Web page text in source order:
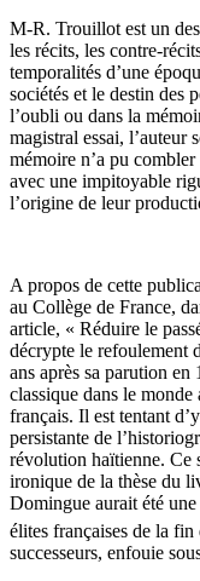
M-R. Trouillot est un
les récits, les contre-
temporalités d’une
sociétés et le destin des
l’oubli ou dans la
magistral essai, l’auteur
mémoire n’a pu
avec une impitoyable
l’origine de leur
A propos de cette
au Collège de France,
article, « Réduire le
décrypte le refoulement
ans après sa parution en
classique dans le
français. Il est tentant
persistante de
révolution haïtienne. Ce
ironique de la thèse du
Domingue aurait été
élites françaises de la
successeurs, enfouie